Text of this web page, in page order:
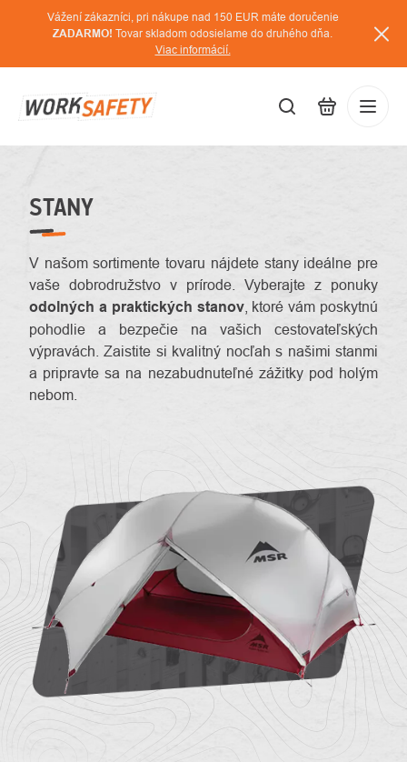
Vážení zákazníci, pri nákupe nad 150 EUR máte doručenie
ZADARMO! Tovar skladom odosielame do druhého dňa.
Viac informácií.
nás
Kontakty
STANY
V našom sortimente tovaru nájdete stany ideálne pre
vaše dobrodružstvo v prírode. Vyberajte z ponuky
odolných a praktických stanov, ktoré vám poskytnú
pohodlie a bezpečie na vašich cestovateľských
výpravách. Zaistite si kvalitný nocľah s našimi stanmi
a pripravte sa na nezabudnuteľné zážitky pod holým
nebom.